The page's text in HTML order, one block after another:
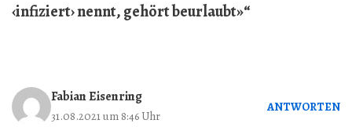
‹infiziert› nennt, gehört beurlaubt»“
Fabian Eisenring
31.08.2021 um 8:46 Uhr
ANTWORTEN